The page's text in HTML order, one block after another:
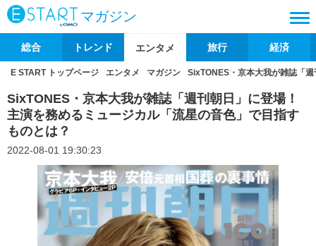
マガジン
総合 トレンド エンタメ 旅行 経済
E START トップページ エンタメ マガジン SixTONES・京本大我が雑誌「
SixTONES・京本大我が雑誌「週刊朝日」に登場！
主演を務めるミュージカル「流星の音色」で目指す
ものとは？
2022-08-01 19:30:23